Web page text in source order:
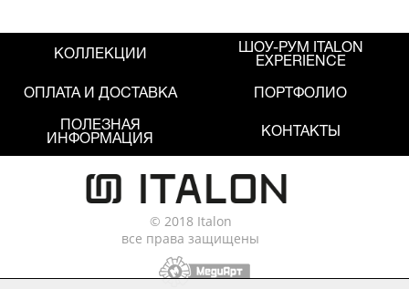
КОЛЛЕКЦИИ
ШОУ-РУМ ITALON
EXPERIENCE
ОПЛАТА И ДОСТАВКА ПОРТФОЛИО
ПОЛЕЗНАЯ
ИНФОРМАЦИЯ
КОНТАКТЫ
© 2018 Italon
все права защищены